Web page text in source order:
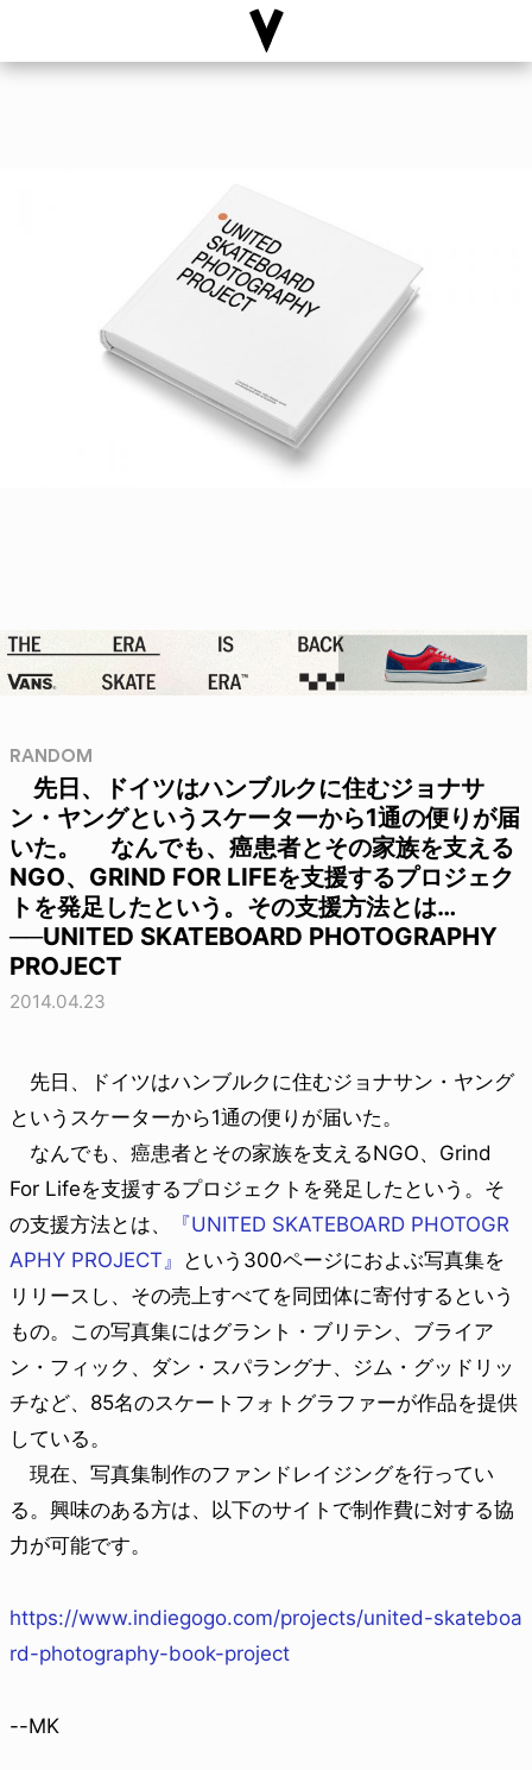
RANDOM
先日、ドイツはハンブルクに住むジョナサ
ン・ヤングというスケーターから1通の便りが届
いた。 なんでも、癌患者とその家族を支える
NGO、GRIND FOR LIFEを支援するプロジェク
トを発足したという。その支援方法とは…
──UNITED SKATEBOARD PHOTOGRAPHY
PROJECT
2014.04.23
先日、ドイツはハンブルクに住むジョナサン・ヤング
というスケーターから1通の便りが届いた。
なんでも、癌患者とその家族を支えるNGO、Grind
For Lifeを支援するプロジェクトを発足したという。そ
の支援方法とは、
『UNITED SKATEBOARD PHOTOGR
APHY PROJECT』
という300ページにおよぶ写真集を
リリースし、その売上すべてを同団体に寄付するという
もの。この写真集にはグラント・ブリテン、ブライア
ン・フィック、ダン・スパラングナ、ジム・グッドリッ
チなど、85名のスケートフォトグラファーが作品を提供
している。
現在、写真集制作のファンドレイジングを行ってい
る。興味のある方は、以下のサイトで制作費に対する協
力が可能です。
https://www.indiegogo.com/projects/united-skateboa
rd-photography-book-project
--MK